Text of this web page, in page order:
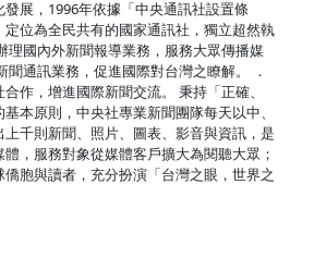
展，1996年依據「中央通訊社設置條
位為全民共有的國家通訊社，獨立超然執
理國內外新聞報導業務，服務大眾傳播媒
聞通訊業務，促進國際對台灣之瞭解。 ．
作，增進國際新聞交流。 秉持「正確、
本原則，中央社專業新聞團隊每天以中、
千則新聞、照片、圖表、影音與資訊，是
，服務對象從媒體客戶擴大為閱聽大眾；
胞與讀者，充分扮演「台灣之眼，世界之